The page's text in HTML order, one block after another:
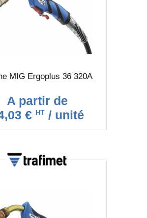
MIG Ergoplus 36 320A
A partir de
€ HT / unité